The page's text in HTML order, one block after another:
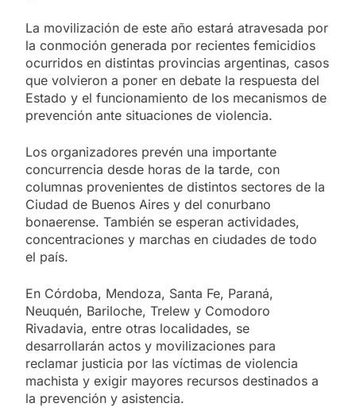
La movilización de este año estará atravesada por
la conmoción generada por recientes femicidios
ocurridos en distintas provincias argentinas, casos
que volvieron a poner en debate la respuesta del
Estado y el funcionamiento de los mecanismos de
prevención ante situaciones de violencia.
Los organizadores prevén una importante
concurrencia desde horas de la tarde, con
columnas provenientes de distintos sectores de la
Ciudad de Buenos Aires y del conurbano
bonaerense. También se esperan actividades,
concentraciones y marchas en ciudades de todo
el país.
En Córdoba, Mendoza, Santa Fe, Paraná,
Neuquén, Bariloche, Trelew y Comodoro
Rivadavia, entre otras localidades, se
desarrollarán actos y movilizaciones para
reclamar justicia por las víctimas de violencia
machista y exigir mayores recursos destinados a
la prevención y asistencia.